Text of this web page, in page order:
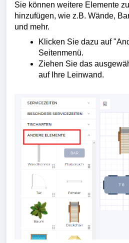
Sie können weitere Elemente
hinzufügen, wie z.B. Wände,
und mehr.
Klicken Sie dazu auf
Seitenmenü.
Ziehen Sie das
auf Ihre Leinwand.